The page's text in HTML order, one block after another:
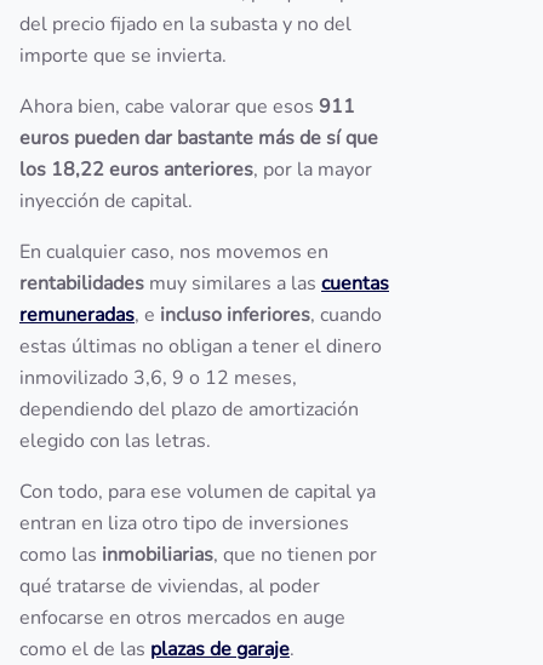
del precio fijado en la subasta y no del
importe que se invierta.
Ahora bien, cabe valorar que esos 911
euros pueden dar bastante más de sí que
los 18,22 euros anteriores, por la mayor
inyección de capital.
En cualquier caso, nos movemos en
rentabilidades muy similares a las cuentas
remuneradas, e incluso inferiores, cuando
estas últimas no obligan a tener el dinero
inmovilizado 3,6, 9 o 12 meses,
dependiendo del plazo de amortización
elegido con las letras.
Con todo, para ese volumen de capital ya
entran en liza otro tipo de inversiones
como las inmobiliarias, que no tienen por
qué tratarse de viviendas, al poder
enfocarse en otros mercados en auge
como el de las plazas de garaje.